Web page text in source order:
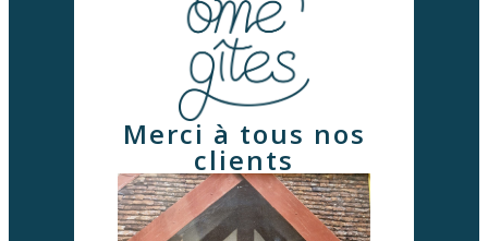
Merci à tous nos
clients